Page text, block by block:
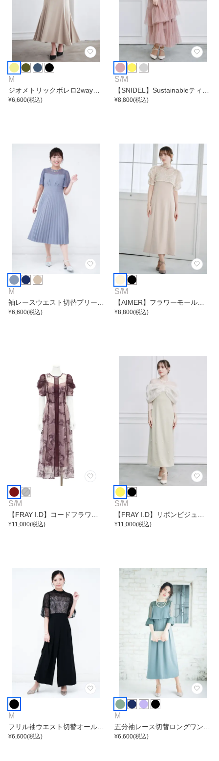
M
ジオメトリックボレロ2wayワ
ンピース
¥6,600(税込)
S/M
【SNIDEL】Sustainableティア
ードチュールワンピース
¥8,800(税込)
M
袖レースウエスト切替プリーツ
ワンピース
¥6,600(税込)
S/M
【AIMER】フラワーモール刺
繍キーネックブラウス×Iライン
¥8,800(税込)
S/M
【FRAY I.D】コードフラワー
レースワンピース
¥11,000(税込)
S/M
【FRAY I.D】リボンビジュー
ワンピース
¥11,000(税込)
M
フリル袖ウエスト切替オールイ
ンワン
¥6,600(税込)
M
五分袖レース切替ロングワンピ
ース
¥6,600(税込)